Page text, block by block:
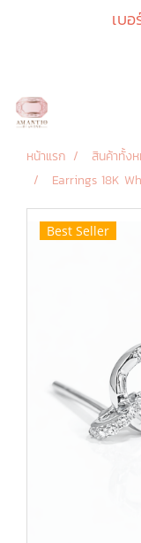
เบอ
หน้าแรก สินค้าทั้ง
Earrings 18K
Best Seller